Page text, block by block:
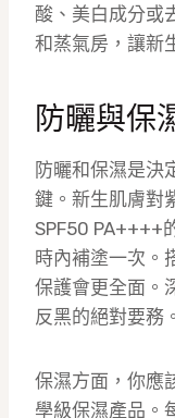
酸、美白成分或
和蒸氣房，讓新
防曬與保
防曬和保濕是決
鍵。新生肌膚對
SPF50 PA++++
時內補塗一次。
保護會更全面。
反黑的絕對要務。
保濕方面，你應
學級保濕產品。